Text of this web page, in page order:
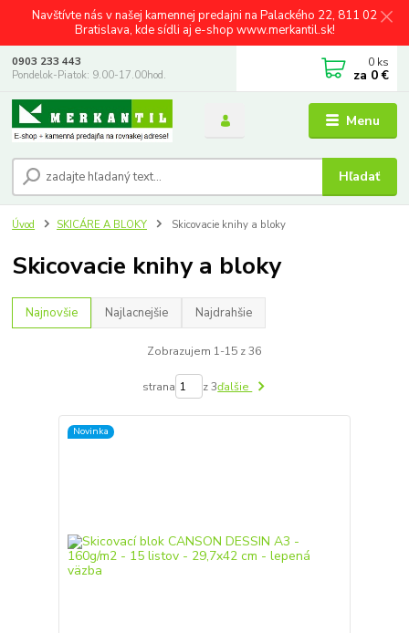
Navštívte nás v našej kamennej predajni na Palackého 22, 811 02
Bratislava, kde sídli aj e-shop www.merkantil.sk!
Menu
Hľadať
0903 233 443
Pondelok-Piatok: 9.00-17.00hod.
0 ks
za 0 €
Úvod SKICÁRE A BLOKY Skicovacie knihy a bloky
Skicovacie knihy a bloky
Najnovšie Najlacnejšie Najdrahšie
Zobrazujem 1-15 z 36
strana z 3ďalšie
Novinka